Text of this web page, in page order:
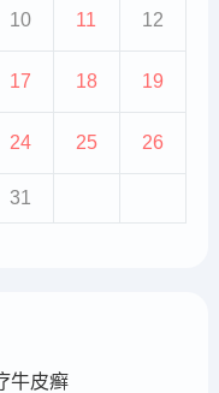
10 11 12
17 18 19
24 25 26
31
牛皮癣